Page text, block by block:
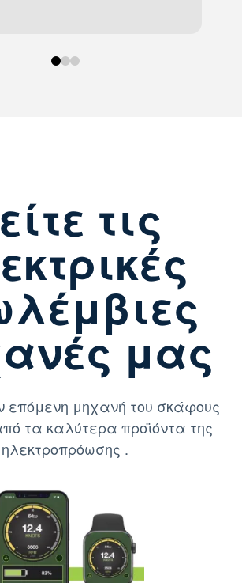
0 1 2
τις
μας
επόμενη μηχανή του σκάφους
τα καλύτερα προϊόντα της
ηλεκτροπρόωσης .